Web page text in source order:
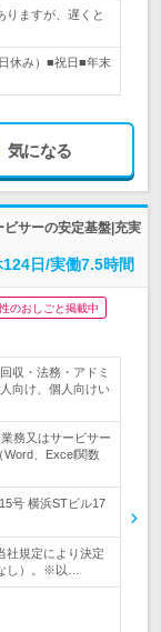
ますが、遅くと
休み）■祝日■年末
気になる
サーの安定基盤|充実
日/実働7.5時間
のおしごと掲載中
収・法務・アドミ
向け、個人向けい
務又はサービサー
、Excel関数
号 横浜STビル17
社規定により決定
し）。※以…